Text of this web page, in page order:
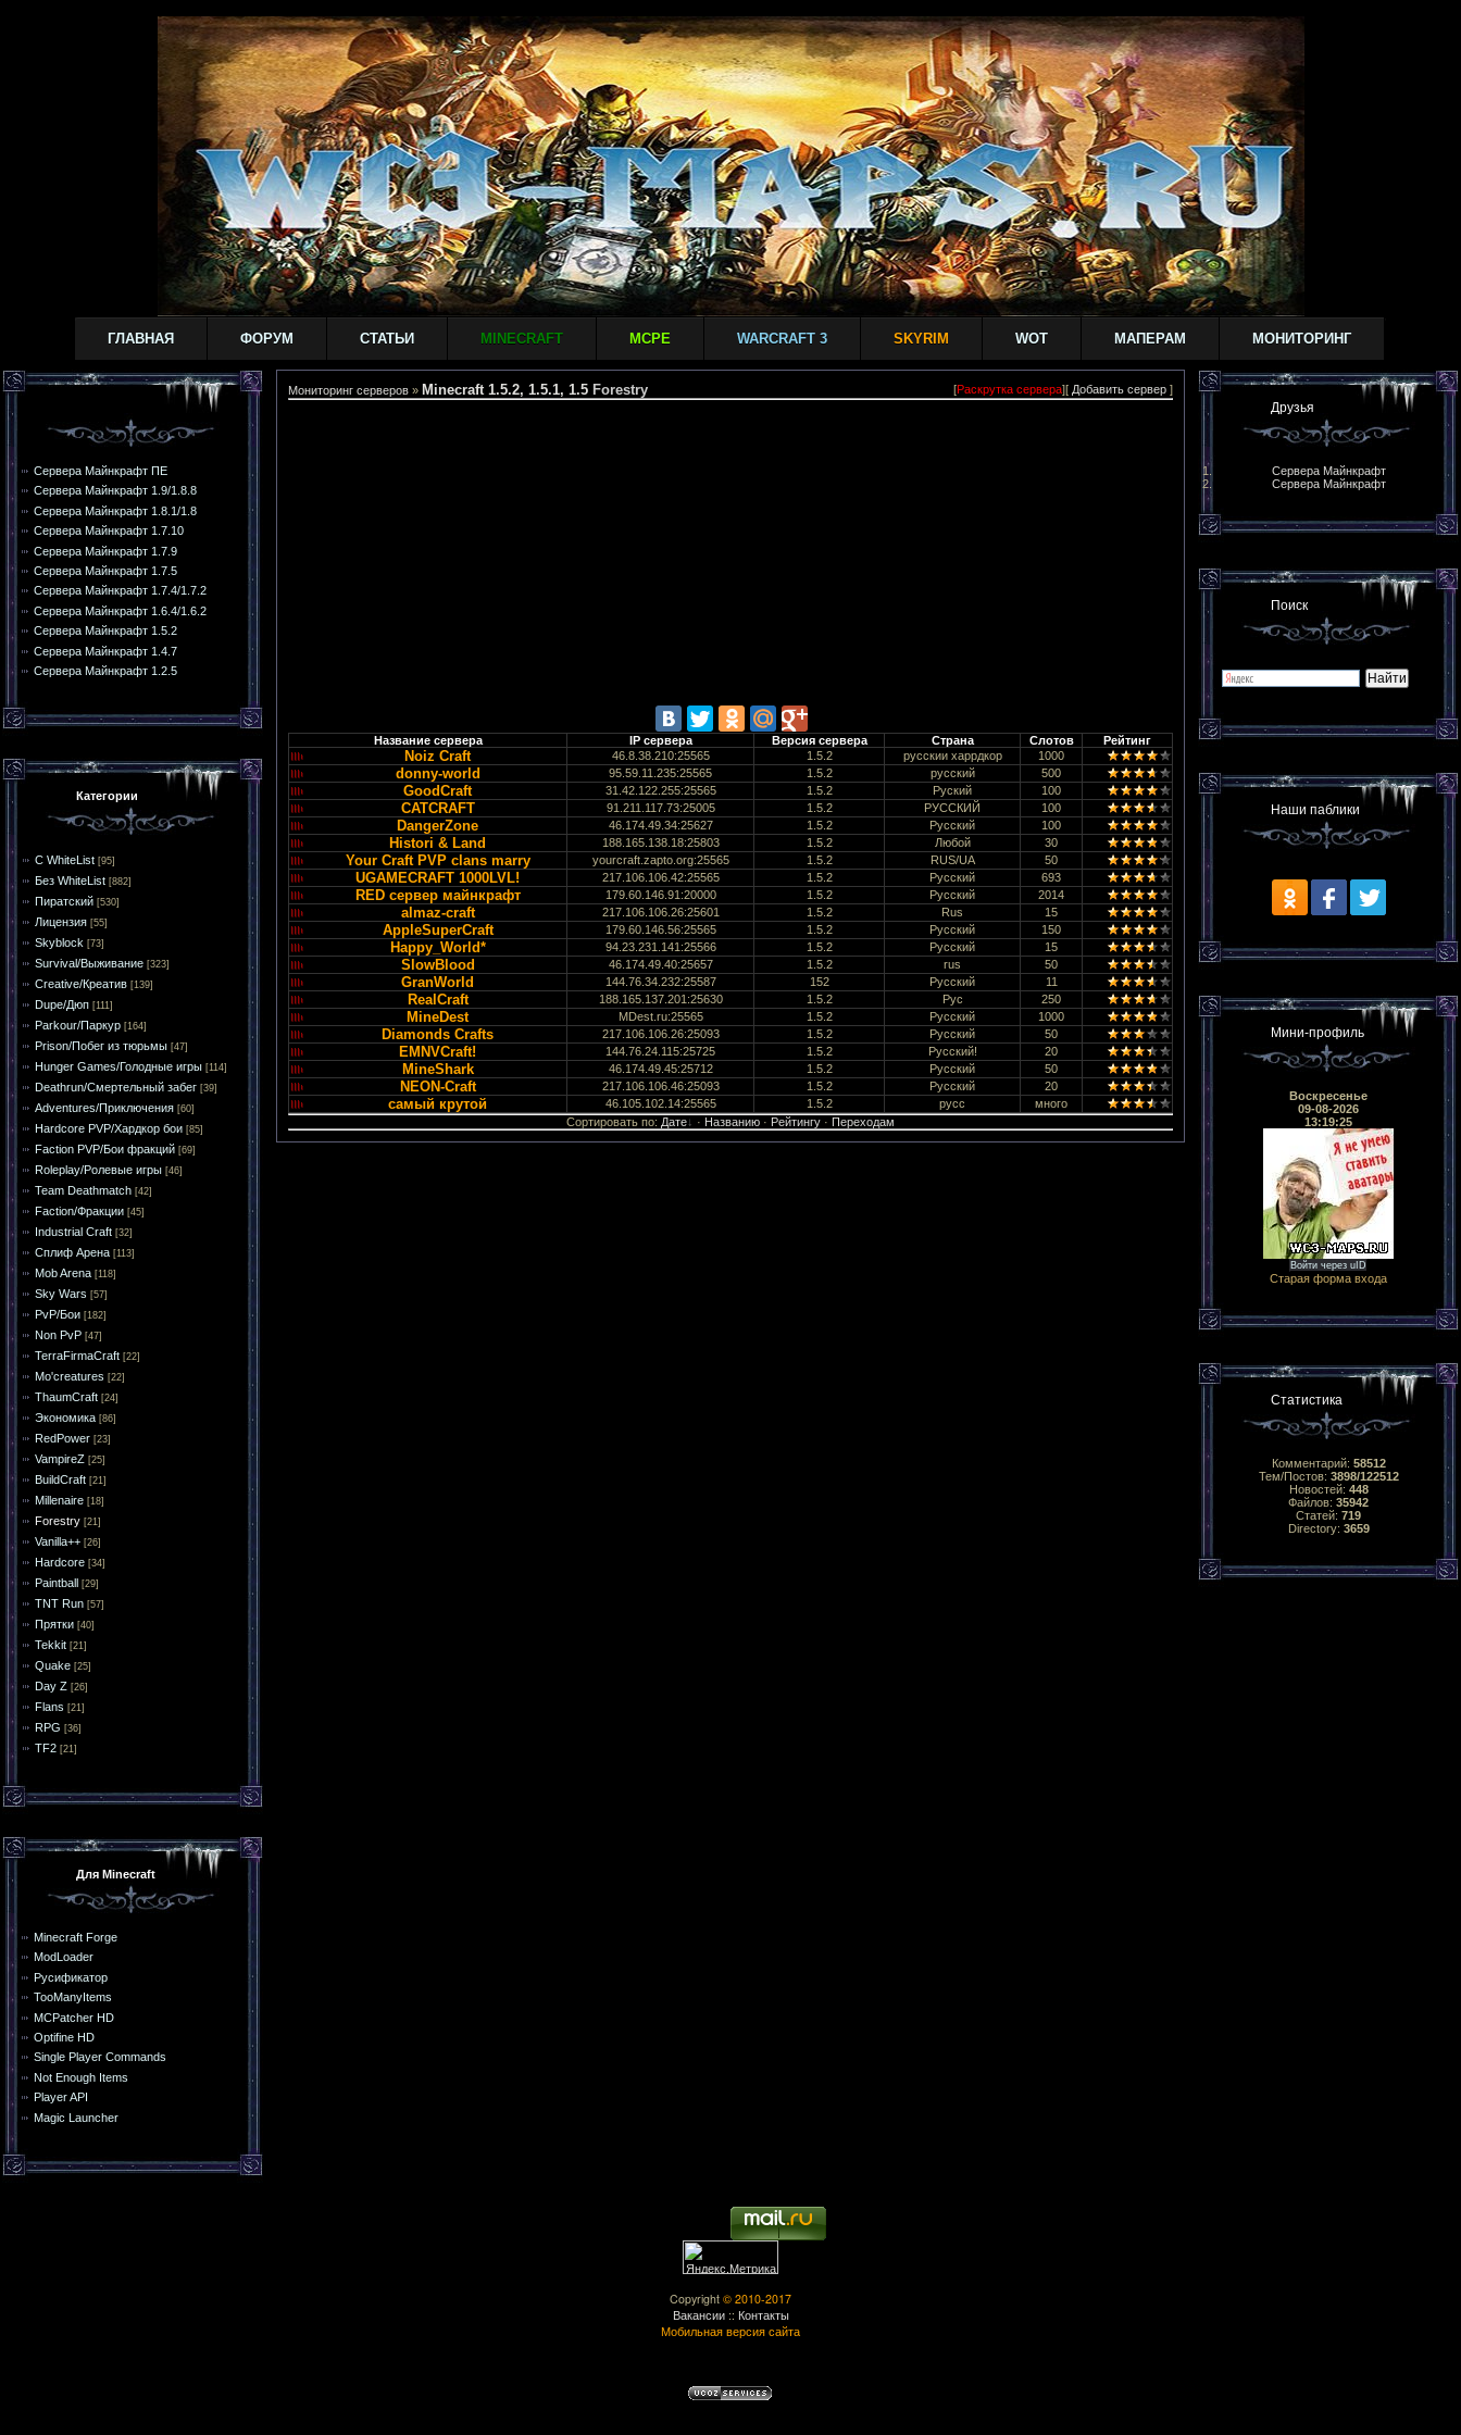
ГЛАВНАЯ ФОРУМ СТАТЬИ MINECRAFT MCPE WARCRAFT 3 SKYRIM WOT МАПЕРАМ МОНИТОРИНГ
Сервера Майнкрафт ПЕ
Сервера Майнкрафт 1.9/1.8.8
Сервера Майнкрафт 1.8.1/1.8
Сервера Майнкрафт 1.7.10
Сервера Майнкрафт 1.7.9
Сервера Майнкрафт 1.7.5
Сервера Майнкрафт 1.7.4/1.7.2
Сервера Майнкрафт 1.6.4/1.6.2
Сервера Майнкрафт 1.5.2
Сервера Майнкрафт 1.4.7
Сервера Майнкрафт 1.2.5
Категории
С WhiteList [95]
Без WhiteList [882]
Пиратский [530]
Лицензия [55]
Skyblock [73]
Survival/Выживание [323]
Creative/Креатив [139]
Dupe/Дюп [111]
Parkour/Паркур [164]
Prison/Побег из тюрьмы [47]
Hunger Games/Голодные игры [114]
Deathrun/Смертельный забег [39]
Adventures/Приключения [60]
Hardcore PVP/Хардкор бои [85]
Faction PVP/Бои фракций [69]
Roleplay/Ролевые игры [46]
Team Deathmatch [42]
Faction/Фракции [45]
Industrial Craft [32]
Сплиф Арена [113]
Mob Arena [118]
Sky Wars [57]
PvP/Бои [182]
Non PvP [47]
TerraFirmaCraft [22]
Mo'creatures [22]
ThaumCraft [24]
Экономика [86]
RedPower [23]
VampireZ [25]
BuildCraft [21]
Millenaire [18]
Forestry [21]
Vanilla++ [26]
Hardcore [34]
Paintball [29]
TNT Run [57]
Прятки [40]
Tekkit [21]
Quake [25]
Day Z [26]
Flans [21]
RPG [36]
TF2 [21]
Для Minecraft
Minecraft Forge
ModLoader
Русификатор
TooManyItems
MCPatcher HD
Optifine HD
Single Player Commands
Not Enough Items
Player API
Magic Launcher
Мониторинг серверов » Minecraft 1.5.2, 1.5.1, 1.5 Forestry [Раскрутка сервера][ Добавить сервер ]
Название сервера IP сервера Версия сервера Страна Слотов Рейтинг
Noiz Craft 46.8.38.210:25565 1.5.2 русскии харрдкор 1000
donny-world 95.59.11.235:25565 1.5.2 русский 500
GoodCraft 31.42.122.255:25565 1.5.2 Руский 100
CATCRAFT 91.211.117.73:25005 1.5.2 РУССКИЙ 100
DangerZone 46.174.49.34:25627 1.5.2 Русский 100
Histori & Land 188.165.138.18:25803 1.5.2 Любой 30
Your Craft PVP clans marry yourcraft.zapto.org:25565 1.5.2 RUS/UA 50
UGAMECRAFT 1000LVL! 217.106.106.42:25565 1.5.2 Русский 693
RED сервер майнкрафт 179.60.146.91:20000 1.5.2 Русский 2014
almaz-craft 217.106.106.26:25601 1.5.2 Rus 15
AppleSuperCraft 179.60.146.56:25565 1.5.2 Русский 150
Happy_World* 94.23.231.141:25566 1.5.2 Русский 15
SlowBlood 46.174.49.40:25657 1.5.2 rus 50
GranWorld 144.76.34.232:25587 152 Русский 11
RealCraft 188.165.137.201:25630 1.5.2 Рус 250
MineDest MDest.ru:25565 1.5.2 Русский 1000
Diamonds Crafts 217.106.106.26:25093 1.5.2 Русский 50
EMNVCraft! 144.76.24.115:25725 1.5.2 Русский! 20
MineShark 46.174.49.45:25712 1.5.2 Русский 50
NEON-Craft 217.106.106.46:25093 1.5.2 Русский 20
самый крутой 46.105.102.14:25565 1.5.2 русс
много
Сортировать по: Дате · Названию · Рейтингу · Переходам
Друзья
Сервера Майнкрафт
Сервера Майнкрафт
Поиск
Наши паблики
Мини-профиль
Воскресенье
09-08-2026
13:19:25
Войти через uID
Старая форма входа
Статистика
Комментарий: 58512
Тем/Постов: 3898/122512
Новостей: 448
Файлов: 35942
Статей: 719
Directory: 3659
Copyright © 2010-2017
Вакансии:: Контакты
Мобильная версия сайта